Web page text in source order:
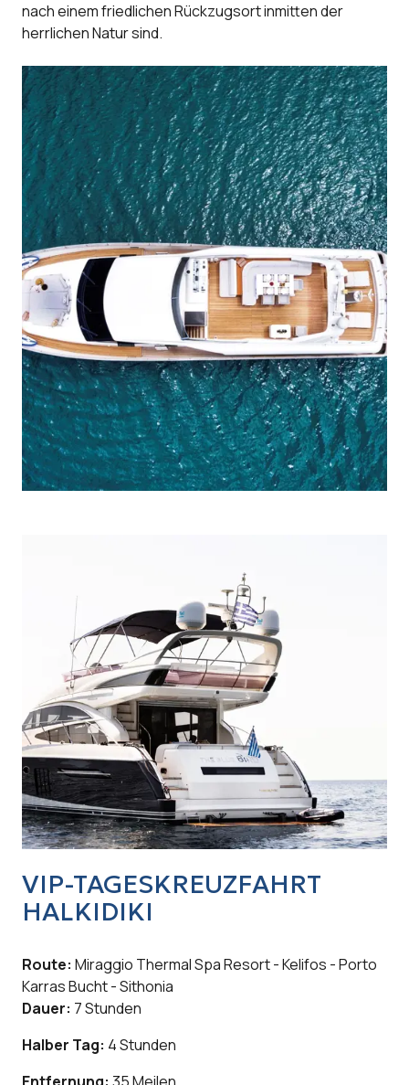
nach einem friedlichen Rückzugsort inmitten der
herrlichen Natur sind.
VIP-TAGESKREUZFAHRT
HALKIDIKI
Route: Miraggio Thermal Spa Resort - Kelifos - Porto
Karras Bucht - Sithonia
Dauer: 7 Stunden
Halber Tag: 4 Stunden